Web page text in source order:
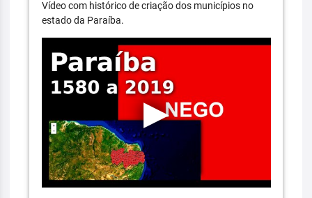
Vídeo com histórico de criação dos municípios no
estado da Paraíba.